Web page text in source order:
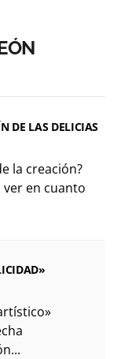
DE LAS DELICIAS
la creación?
ver en cuanto